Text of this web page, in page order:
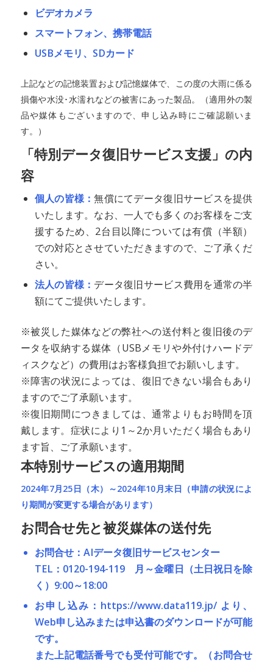
ビデオカメラ
スマートフォン、携帯電話
USBメモリ、SDカード
上記などの記憶装置および記憶媒体で、この度の大雨に係る
損傷や水没･水濡れなどの被害にあった製品。（適用外の製
品や媒体もございますので、申し込み時にご確認願いま
す。）
「特別データ復旧サービス支援」の内
容
個人の皆様：無償にてデータ復旧サービスを提供
いたします。なお、一人でも多くのお客様をご支
援するため、2台目以降については有償（半額）
での対応とさせていただきますので、ご了承くだ
さい。
法人の皆様： データ復旧サービス費用を通常の半
額にてご提供いたします。
※被災した媒体などの弊社への送付料と復旧後のデ
ータを収納する媒体（USBメモリや外付けハードデ
ィスクなど）の費用はお客様負担でお願いします。
※障害の状況によっては、復旧できない場合もあり
ますのでご了承願います。
※復旧期間につきましては、通常よりもお時間を頂
戴します。症状により1～2か月いただく場合もあり
ます旨、ご了承願います。
本特別サービスの適用期間
2024年7月25日（木）～2024年10月末日（申請の状況によ
り期間が変更する場合があります）
お問合せ先と被災媒体の送付先
お問合せ：AIデータ復旧サービスセンター
TEL：0120-194-119 月～金曜日（土日祝日を除
く）9:00～18:00
お申し込み：https://www.data119.jp/ より、
Web申し込みまたは申込書のダウンロードが可能
です。
また上記電話番号でも受付可能です。（お問合せ